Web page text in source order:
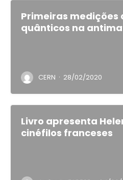
Primeiras medições
quânticos na
CERN · 28/02/2020
Livro apresenta
cinéfilos franceses